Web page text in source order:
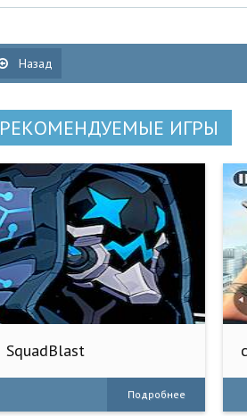
Назад
РЕКОМЕНДУЕМЫЕ ИГРЫ
SquadBlast
Подробнее